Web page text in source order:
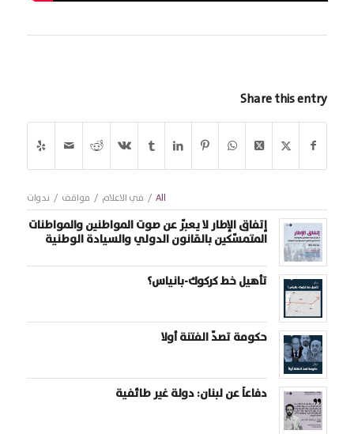
Share this entry
All
/ في الاعلام / مواقف / ندوات
إتفاق الإطار لا يعبّر عن صوت المواطنين والمواطنات
المتمسّكين بالقانون الدولي والسيادة الوطنية
تأهيل خط كركوك-بانياس؟
حكومة تصدّ الفتنة أولا
دفاعاً عن لبنان: دولة غير طائفية